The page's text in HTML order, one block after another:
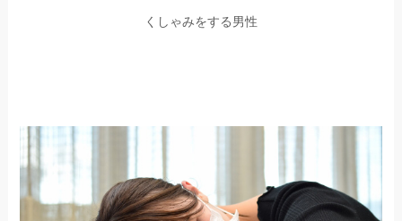
くしゃみをする男性